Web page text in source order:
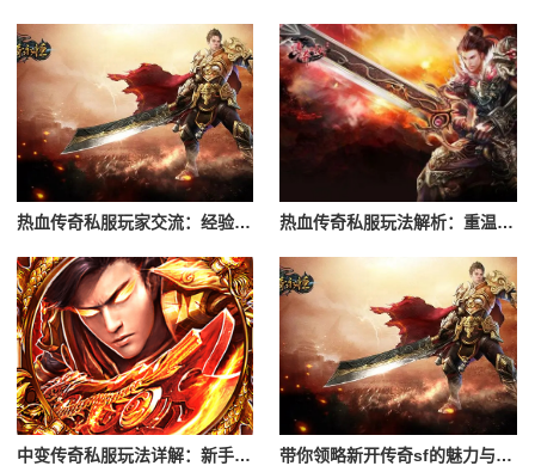
热血传奇私服玩家交流：经验分享与心得 热血传奇私服玩法解析：重温经典游戏体验
中变传奇私服玩法详解：新手入门攻略 带你领略新开传奇sf的魅力与特色